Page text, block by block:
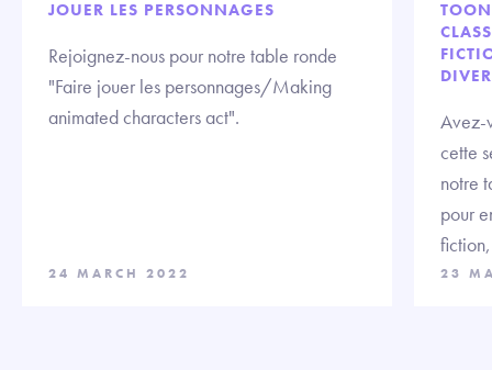
JOUER LES PERSONNAGES
Rejoignez-nous pour notre table ronde
"Faire jouer les personnages/Making
animated characters act".
24 MARCH 2022
Avez-
cette
notre
pour
23